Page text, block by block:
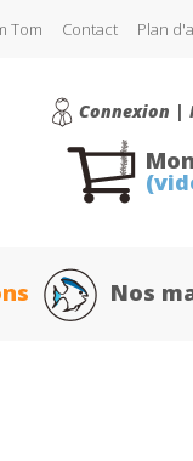
Tom Contact Plan
Connexion |
Nos